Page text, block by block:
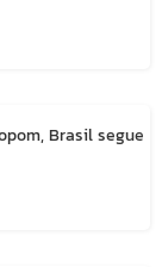
Brasil segue